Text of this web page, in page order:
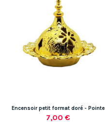
Encensoir petit format doré - Pointe
7,00 €